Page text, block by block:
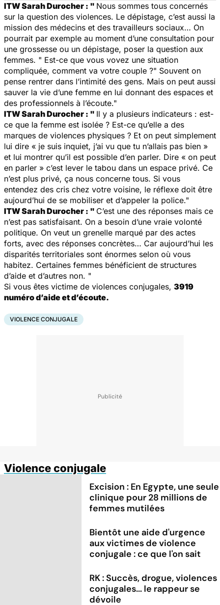
ITW Sarah Durocher : " Nous sommes tous concernés
sur la question des violences. Le dépistage, c’est aussi la
mission des médecins et des travailleurs sociaux… On
pourrait par exemple au moment d’une consultation pour
une grossesse ou un dépistage, poser la question aux
femmes. " Est-ce que vous vovez une situation
compliquée, comment va votre couple ?" Souvent on
pense rentrer dans l’intimité des gens. Mais on peut aussi
sauver la vie d’une femme en lui donnant des espaces et
des professionnels à l’écoute."
ITW Sarah Durocher : " Il y a plusieurs indicateurs : est-
ce que la femme est isolée ? Est-ce qu’elle a des
marques de violences physiques ? Et on peut simplement
lui dire « je suis inquiet, j’ai vu que tu n’allais pas bien »
et lui montrer qu’il est possible d’en parler. Dire « on peut
en parler » c’est lever le tabou dans un espace privé. Ce
n’est plus privé, ça nous concerne tous. Si vous
entendez des cris chez votre voisine, le réflexe doit être
aujourd’hui de se mobiliser et d’appeler la police."
ITW Sarah Durocher : " C’est une des réponses mais ce
n’est pas satisfaisant. On a besoin d’une vraie volonté
politique. On veut un grenelle marqué par des actes
forts, avec des réponses concrètes… Car aujourd’hui les
disparités territoriales sont énormes selon où vous
habitez. Certaines femmes bénéficient de structures
d’aide et d’autres non. "
Si vous êtes victime de violences conjugales, 3919
numéro d’aide et d’écoute.
VIOLENCE CONJUGALE
Violence conjugale
Excision : En Egypte, une seule
clinique pour 28 millions de
femmes mutilées
Bientôt une aide d'urgence
aux victimes de violence
conjugale : ce que l'on sait
RK : Succès, drogue, violences
conjugales... le rappeur se
dévoile